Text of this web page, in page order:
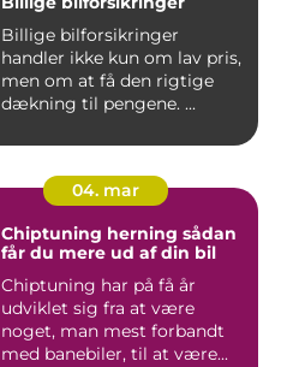
Billige bilforsikringer
handler ikke kun om lav pris,
men om at få den rigtige
dækning til pengene. ...
04. mar
Chiptuning herning sådan
får du mere ud af din bil
Chiptuning har på få år
udviklet sig fra at være
noget, man mest forbandt
med banebiler, til at være...